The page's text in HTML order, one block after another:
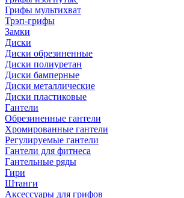
Грифы мультихват
Трэп-грифы
Замки
Диски
Диски обрезиненные
Диски полиуретан
Диски бамперные
Диски металлические
Диски пластиковые
Гантели
Обрезиненные гантели
Хромированные гантели
Регулируемые гантели
Гантели для фитнеса
Гантельные ряды
Гири
Штанги
Аксессуары для грифов